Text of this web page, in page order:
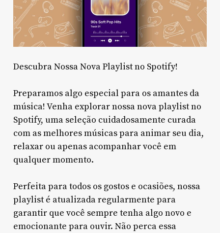
Descubra Nossa Nova Playlist no Spotify!
Preparamos algo especial para os amantes da
música! Venha explorar nossa nova playlist no
Spotify, uma seleção cuidadosamente curada
com as melhores músicas para animar seu dia,
relaxar ou apenas acompanhar você em
qualquer momento.
Perfeita para todos os gostos e ocasiões, nossa
playlist é atualizada regularmente para
garantir que você sempre tenha algo novo e
emocionante para ouvir. Não perca essa